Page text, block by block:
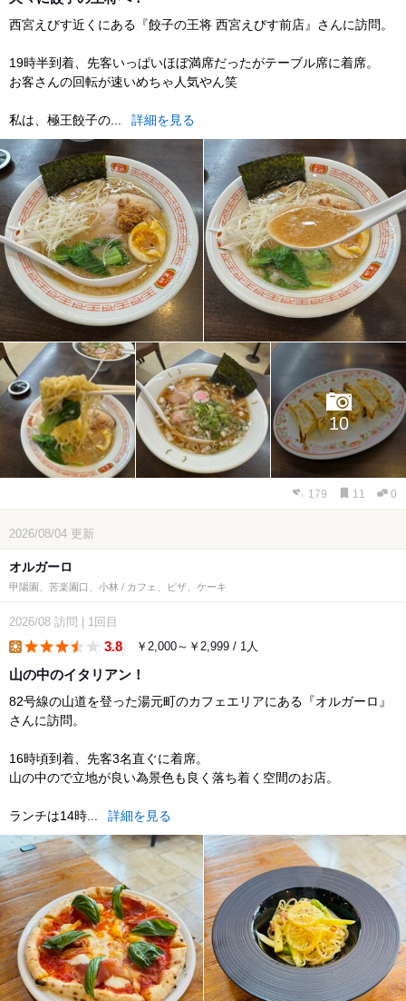
西宮えびす近くにある『餃子の王将 西宮えびす前店』さんに訪問。
19時半到着、先客いっぱいほぼ満席だったがテーブル席に着席。
お客さんの回転が速いめちゃ人気やん笑
私は、極王餃子の... 詳細を見る
10
179 11 0
2026/08/04 更新
オルガーロ
甲陽園、苦楽園口、小林 / カフェ、ピザ、ケーキ
2026/08 訪問 1回目
3.8 ￥2,000～￥2,999 / 1人
山の中のイタリアン！
82号線の山道を登った湯元町のカフェエリアにある『オルガーロ』
さんに訪問。
16時頃到着、先客3名直ぐに着席。
山の中ので立地が良い為景色も良く落ち着く空間のお店。
ランチは14時... 詳細を見る